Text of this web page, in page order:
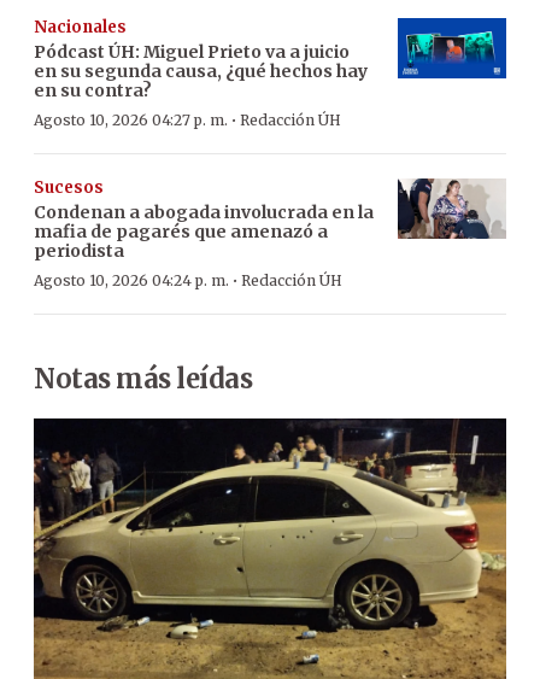
Nacionales
Pódcast ÚH: Miguel Prieto va a juicio
en su segunda causa, ¿qué hechos hay
en su contra?
Agosto 10, 2026 04:27 p. m. · Redacción ÚH
Sucesos
Condenan a abogada involucrada en la
mafia de pagarés que amenazó a
periodista
Agosto 10, 2026 04:24 p. m. · Redacción ÚH
Notas más leídas